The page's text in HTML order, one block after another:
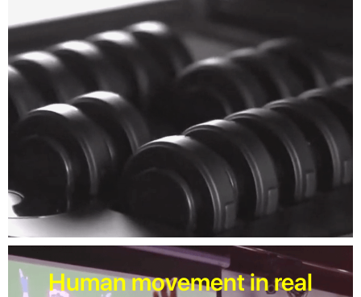
Human movement in real